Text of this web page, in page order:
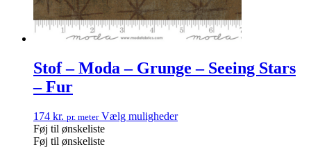
Stof – Moda – Grunge – Seeing Stars
– Fur
174 kr. pr. meter Vælg muligheder
Føj til ønskeliste
Føj til ønskeliste